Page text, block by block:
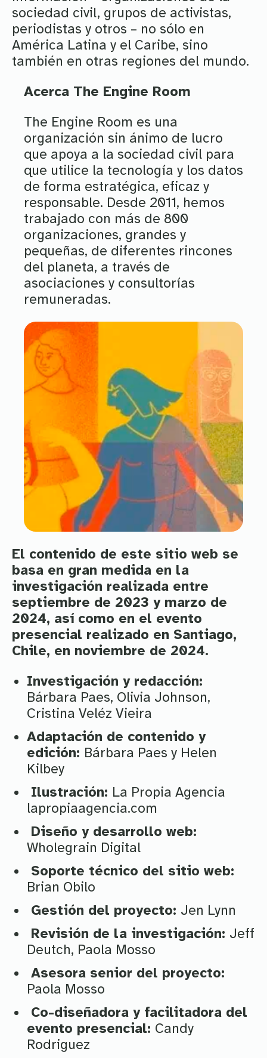
sociedad civil, grupos de activistas,
periodistas y otros – no sólo en
América Latina y el Caribe, sino
también en otras regiones del mundo.
Acerca The Engine Room
The Engine Room es una
organización sin ánimo de lucro
que apoya a la sociedad civil para
que utilice la tecnología y los datos
de forma estratégica, eficaz y
responsable. Desde 2011, hemos
trabajado con más de 800
organizaciones, grandes y
pequeñas, de diferentes rincones
del planeta, a través de
asociaciones y consultorías
remuneradas.
El contenido de este sitio web se
basa en gran medida en la
investigación realizada entre
septiembre de 2023 y marzo de
2024, así como en el evento
presencial realizado en Santiago,
Chile, en noviembre de 2024.
Investigación y redacción:
Bárbara Paes, Olivia Johnson,
Cristina Veléz Vieira
Adaptación de contenido y
edición: Bárbara Paes y Helen
Kilbey
Ilustración: La Propia Agencia
lapropiaagencia.com
Diseño y desarrollo web:
Wholegrain Digital
Soporte técnico del sitio web:
Brian Obilo
Gestión del proyecto: Jen Lynn
Revisión de la investigación: Jeff
Deutch, Paola Mosso
Asesora senior del proyecto:
Paola Mosso
Co-diseñadora y facilitadora del
evento presencial: Candy
Rodriguez